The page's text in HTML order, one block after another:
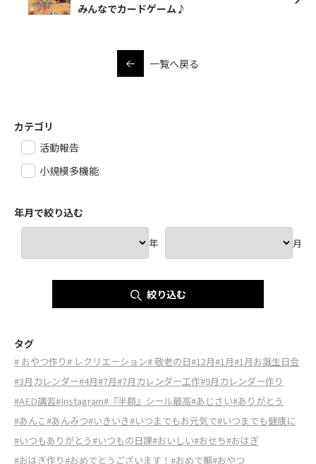
みんなでカードゲーム♪
一覧へ戻る
カテゴリ
活動報告
小規模多機能
年月で絞り込む
年 月
絞り込む
タグ
# おやつ作り# レクリエーション# 敬老の日#12月#1月#1月お誕生日会
#3月カレンダー#4月#7月#7月カレンダー工作#9月カレンダー作り
#AED講習#Instagram#『半額』シール最高#あじさい#ありがとう
#あんこ#あんみつ#いきいき#いつまでもお元気で#いつまでも健康に
#いつもありがとう#いつもの日課#おいしい#おせち#おはぎ
#おはぎ作り#おめでとうございます！ #おめで鯛#おやつ